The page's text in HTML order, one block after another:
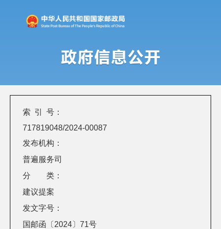
索 引 号：
717819048/2024-00087
发布机构：
普遍服务司
分 类：
建议提案
发文字号：
国邮函〔2024〕71号